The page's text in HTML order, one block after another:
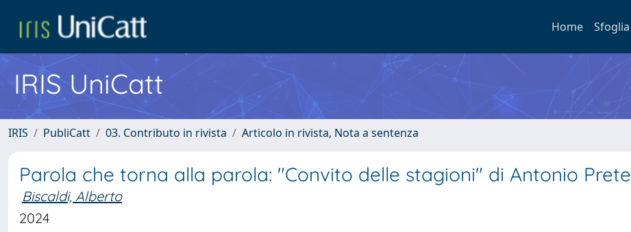
Home Sfoglia
IRIS UniCatt
IRIS PubliCatt 03. Contributo in rivista Articolo in rivista, Nota a sentenza
Parola che torna alla parola: "Convito delle stagioni" di Antonio Prete
Biscaldi, Alberto
2024